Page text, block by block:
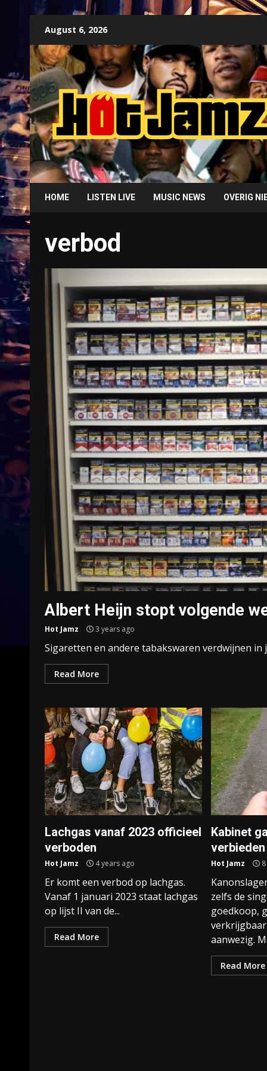
content
August 6, 2026
HOME LISTEN LIVE MUSIC NEWS OVERIG
verbod
Albert Heijn stopt volgende
Hot Jamz 3 years ago
Sigaretten en andere tabakswaren verdwijnen
Read More
Lachgas vanaf 2023 officieel
verboden
Hot Jamz 4 years ago
Er komt een verbod op lachgas.
Vanaf 1 januari 2023 staat lachgas
op lijst II van de...
Read More
Kabinet
verbieden
Hot Jamz
zelfs de
goedkoop,
aanwezig.
Read More
Treinkaartjes worden duurder,
abonnementen verdwijnen
9 months ago